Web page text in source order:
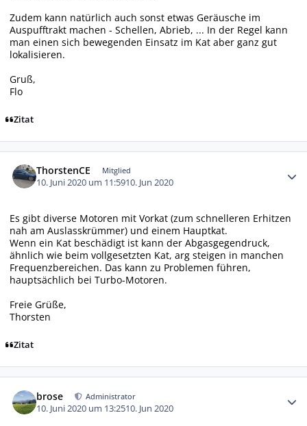
Zudem kann natürlich auch sonst etwas Geräusche im
Auspufftrakt machen - Schellen, Abrieb, ... In der Regel kann
man einen sich bewegenden Einsatz im Kat aber ganz gut
lokalisieren.
Gruß,
Flo
Zitat
ThorstenCE Mitglied
10. Juni 2020 um 11:5910. Jun 2020
Es gibt diverse Motoren mit Vorkat (zum schnelleren Erhitzen
nah am Auslasskrümmer) und einem Hauptkat.
Wenn ein Kat beschädigt ist kann der Abgasgegendruck,
ähnlich wie beim vollgesetzten Kat, arg steigen in manchen
Frequenzbereichen. Das kann zu Problemen führen,
hauptsächlich bei Turbo-Motoren.
Freie Grüße,
Thorsten
Zitat
brose Administrator
10. Juni 2020 um 13:2510. Jun 2020